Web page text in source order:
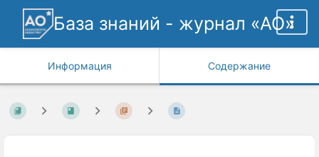
База знаний - журнал «АО»
Информация Содержание